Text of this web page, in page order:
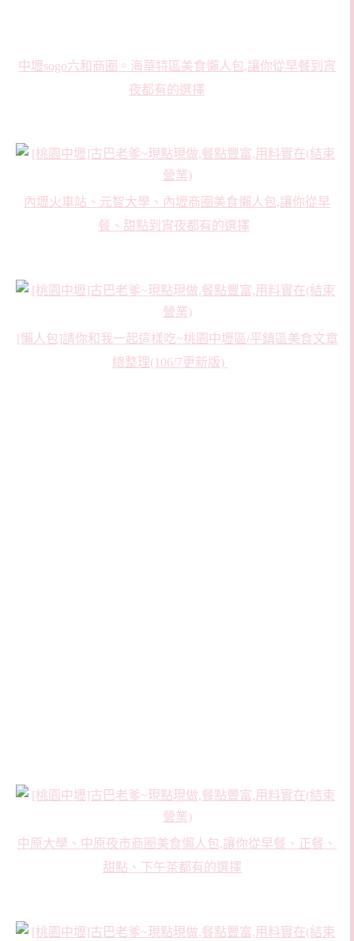
中壢sogo六和商圈。海華特區美食懶人包,讓你從早餐到宵
夜都有的選擇
內壢火車站、元智大學、內壢商圈美食懶人包,讓你從早
餐、甜點到宵夜都有的選擇
[懶人包]請你和我一起這樣吃~桃園中壢區/平鎮區美食文章
總整理(106/7更新版)
中原大學、中原夜市商圈美食懶人包,讓你從早餐、正餐、
甜點、下午茶都有的選擇